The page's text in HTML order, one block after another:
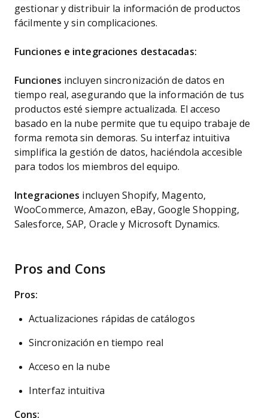
gestionar y distribuir la información de productos
fácilmente y sin complicaciones.
Funciones e integraciones destacadas:
Funciones incluyen sincronización de datos en
tiempo real, asegurando que la información de tus
productos esté siempre actualizada. El acceso
basado en la nube permite que tu equipo trabaje de
forma remota sin demoras. Su interfaz intuitiva
simplifica la gestión de datos, haciéndola accesible
para todos los miembros del equipo.
Integraciones incluyen Shopify, Magento,
WooCommerce, Amazon, eBay, Google Shopping,
Salesforce, SAP, Oracle y Microsoft Dynamics.
Pros and Cons
Pros:
Actualizaciones rápidas de catálogos
Sincronización en tiempo real
Acceso en la nube
Interfaz intuitiva
Cons: